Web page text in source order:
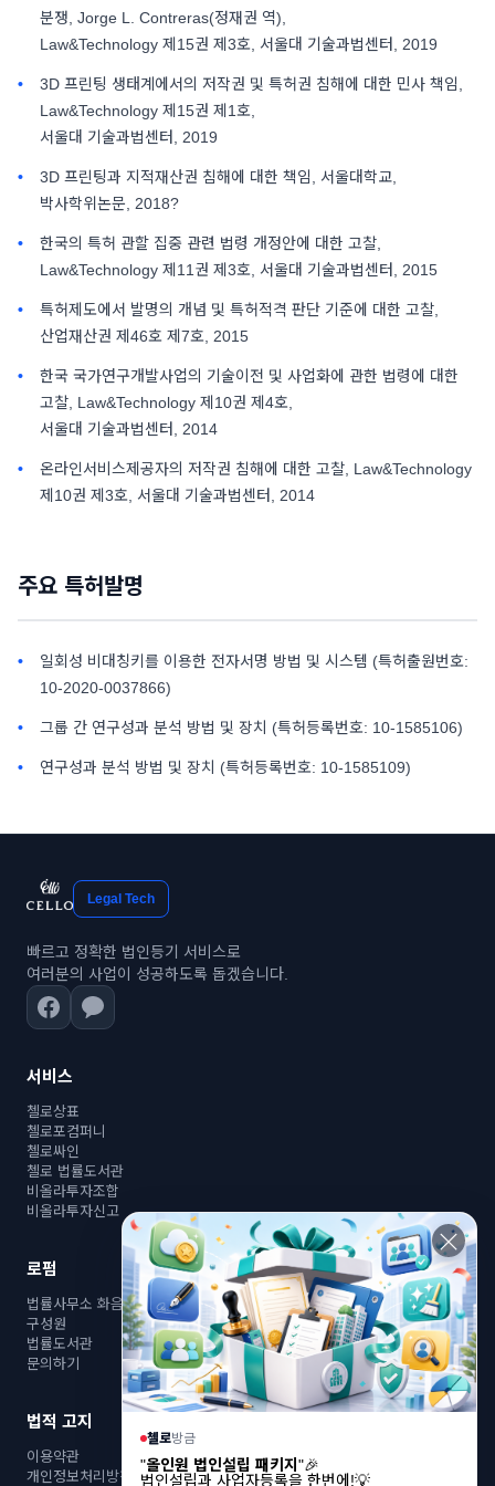
분쟁, Jorge L. Contreras(정재권 역),
Law&Technology 제15권 제3호, 서울대 기술과법센터, 2019
3D 프린팅 생태계에서의 저작권 및 특허권 침해에 대한 민사 책임,
Law&Technology 제15권 제1호,
서울대 기술과법센터, 2019
3D 프린팅과 지적재산권 침해에 대한 책임, 서울대학교,
박사학위논문, 2018?
한국의 특허 관할 집중 관련 법령 개정안에 대한 고찰,
Law&Technology 제11권 제3호, 서울대 기술과법센터, 2015
특허제도에서 발명의 개념 및 특허적격 판단 기준에 대한 고찰,
산업재산권 제46호 제7호, 2015
한국 국가연구개발사업의 기술이전 및 사업화에 관한 법령에 대한
고찰, Law&Technology 제10권 제4호,
서울대 기술과법센터, 2014
온라인서비스제공자의 저작권 침해에 대한 고찰, Law&Technology
제10권 제3호, 서울대 기술과법센터, 2014
주요 특허발명
일회성 비대칭키를 이용한 전자서명 방법 및 시스템 (특허출원번호:
10-2020-0037866)
그룹 간 연구성과 분석 방법 및 장치 (특허등록번호: 10-1585106)
연구성과 분석 방법 및 장치 (특허등록번호: 10-1585109)
Legal Tech
빠르고 정확한 법인등기 서비스로
여러분의 사업이 성공하도록 돕겠습니다.
서비스
첼로상표
첼로포컴퍼니
첼로싸인
첼로 법률도서관
비올라투자조합
비올라투자신고
로펌
법률사무소 화음
구성원
법률도서관
문의하기
법적 고지
이용약관
개인정보처리방침
×
첼로방금
"올인원 법인설립 패키지 "🎉
법인설립과 사업자등록을 한번에!💡